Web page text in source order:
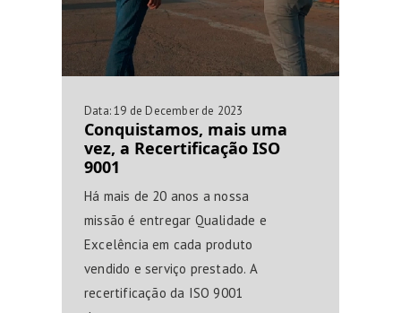
Data:19 de December de 2023
Conquistamos, mais uma
vez, a Recertificação ISO
9001
Há mais de 20 anos a nossa
missão é entregar Qualidade e
Excelência em cada produto
vendido e serviço prestado. A
recertificação da ISO 9001